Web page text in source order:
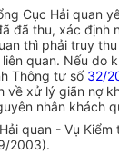
Cục Hải quan
đã thu, xác định
thì phải truy
quan. Nếu do
Thông tư số 32/
về xử lý giãn nợ
nhân khách
quan - Vụ
2003).